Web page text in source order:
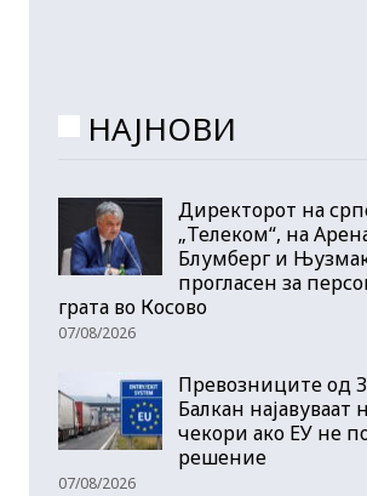
НАЈНОВИ
Директорот на
„Телеком“, на
Блумберг и
прогласен за
грата во Косово
07/08/2026
Превозниците од
Балкан најавуваат
чекори ако ЕУ не
решение
07/08/2026